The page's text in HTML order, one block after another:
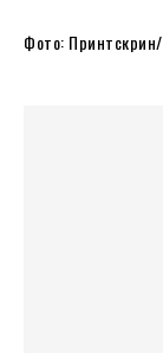
Фото: Принтскрин/